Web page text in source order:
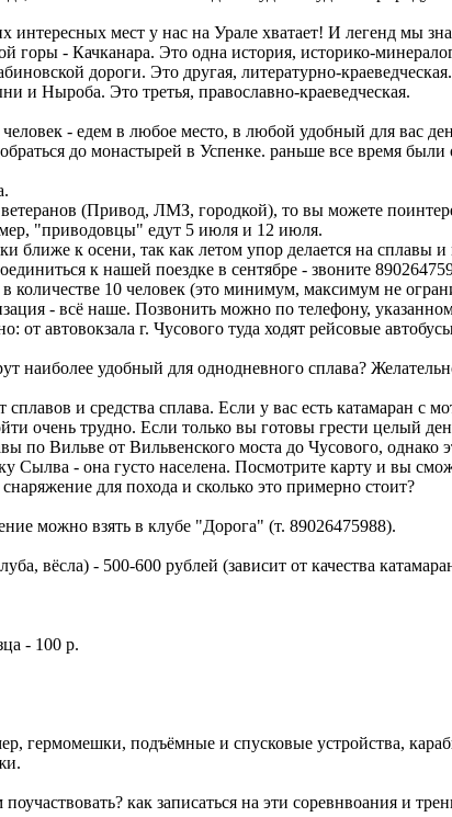
интересных мест у нас на Урале хватает! И легенд мы
горы - Качканара. Это одна история, историко-
дороги. Это другая, литературно-краеведческая.
и Ныроба. Это третья, православно-краеведческая.
- едем в любое место, в любой удобный для вас
до монастырей в Успенке. раньше все время
(Привод, ЛМЗ, городкой), то вы можете
"приводовцы" едут 5 июля и 12 июля.
ближе к осени, так как летом упор делается на сплавы
к нашей поездке в сентябре - звоните
количестве 10 человек (это минимум, максимум не
- всё наше. Позвонить можно по телефону,
от автовокзала г. Чусового туда ходят рейсовые
наиболее удобный для однодневного сплава?
и средства сплава. Если у вас есть катамаран с
очень трудно. Если только вы готовы грести целый
по Вильве от Вильвенского моста до Чусового,
- она густо населена. Посмотрите карту и вы
для похода и сколько это примерно стоит?
можно взять в клубе "Дорога" (т. 89026475988).
вёсла) - 500-600 рублей (зависит от качества
- 100 р.
гермомешки, подъёмные и спусковые устройства,
как записаться на эти соревнвоания и